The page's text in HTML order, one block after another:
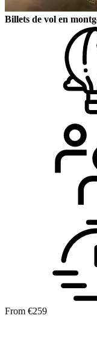
Billets de vol en
From €259